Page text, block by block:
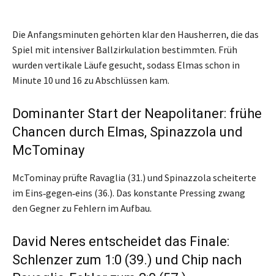
Die Anfangsminuten gehörten klar den Hausherren, die das
Spiel mit intensiver Ballzirkulation bestimmten. Früh
wurden vertikale Läufe gesucht, sodass Elmas schon in
Minute 10 und 16 zu Abschlüssen kam.
Dominanter Start der Neapolitaner: frühe
Chancen durch Elmas, Spinazzola und
McTominay
McTominay prüfte Ravaglia (31.) und Spinazzola scheiterte
im Eins‑gegen‑eins (36.). Das konstante Pressing zwang
den Gegner zu Fehlern im Aufbau.
David Neres entscheidet das Finale:
Schlenzer zum 1:0 (39.) und Chip nach